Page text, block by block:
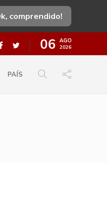
comprendido!
06 AGO
2026
PAÍS